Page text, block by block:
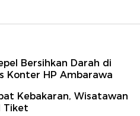
Bersihkan Darah di
Konter HP Ambarawa
Kebakaran, Wisatawan
Tiket